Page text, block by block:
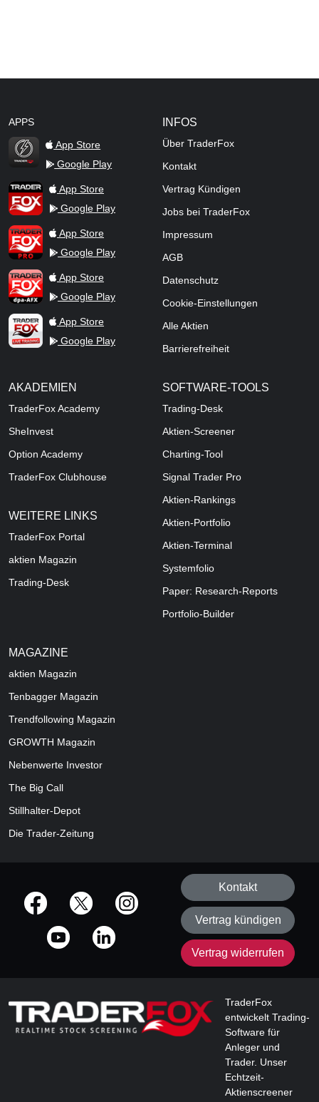
APPS
TraderFox Flash
App Store
Google Play
TraderFox AppApp Store
Google Play
TraderFox ProApp Store
Google Play
TraderFox dpa-AFX ProFeed
App Store
Google Play
TraderFox Live Trading
App Store
Google Play
INFOS
Über TraderFox
Kontakt
Vertrag Kündigen
Jobs bei TraderFox
Impressum
AGB
Datenschutz
Cookie-Einstellungen
Alle Aktien
Barrierefreiheit
AKADEMIEN
TraderFox Academy
SheInvest
Option Academy
TraderFox Clubhouse
WEITERE LINKS
TraderFox Portal
aktien Magazin
Trading-Desk
SOFTWARE-TOOLS
Trading-Desk
Aktien-Screener
Charting-Tool
Signal Trader Pro
Aktien-Rankings
Aktien-Portfolio
Aktien-Terminal
Systemfolio
Paper: Research-Reports
Portfolio-Builder
MAGAZINE
aktien Magazin
Tenbagger Magazin
Trendfollowing Magazin
GROWTH Magazin
Nebenwerte Investor
The Big Call
Stillhalter-Depot
Die Trader-Zeitung
offizielle Social Media-Accounts
Kontakt
Vertrag kündigen
Vertrag widerrufen
TraderFox
entwickelt Trading-
Software für
Anleger und
Trader. Unser
Echtzeit-
Aktienscreener